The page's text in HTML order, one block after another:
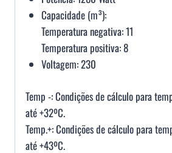
Capacidade (m³):
Temperatura negativa: 11
Temperatura positiva: 8
Voltagem: 230
Temp -: Condições de cálculo para
até +32ºC.
Temp.+: Condições de cálculo para
até +43ºC.